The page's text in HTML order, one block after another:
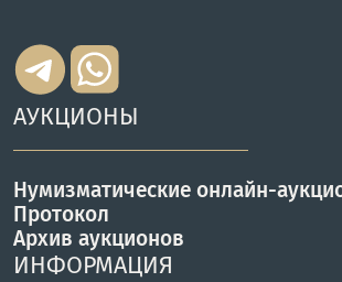
АУКЦИОНЫ
Нумизматические онлайн-
Протокол
Архив аукционов
ИНФОРМАЦИЯ